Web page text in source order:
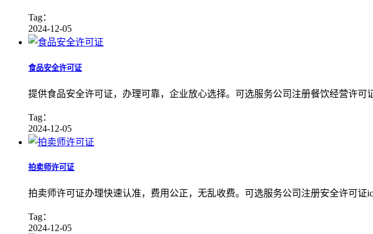
Tag：
2024-12-05
食品安全许可证
提供食品安全许可证，办理可靠，企业放心选择。可选服务公司注册餐饮经营许
Tag：
2024-12-05
拍卖师许可证
拍卖师许可证办理快速认准，费用公正，无乱收费。可选服务公司注册安全许可证
Tag：
2024-12-05